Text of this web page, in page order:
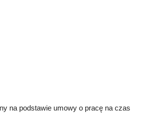
na podstawie umowy o pracę na czas